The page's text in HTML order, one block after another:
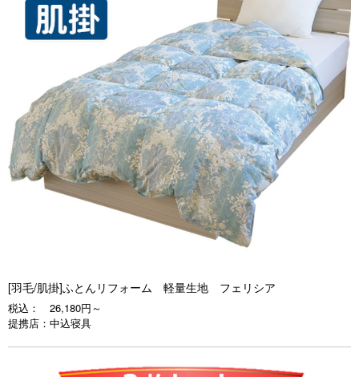
[羽毛/肌掛]ふとんリフォーム 軽量生地 フェリシア
税込：
26,180円～
提携店： 中込寝具